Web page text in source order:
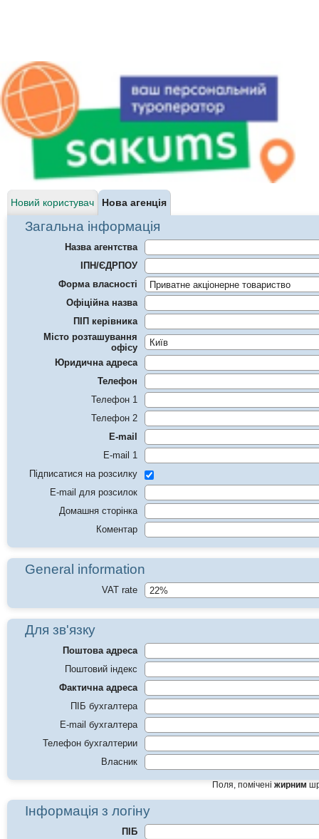
Новий користувач Нова агенція
Загальна інформація
Назва агентства
ІПН/ЄДРПОУ
Форма власності
Офіційна назва
ПІП керівника
Місто розташування
офісу
Юридична адреса
Телефон
Телефон 1
Телефон 2
E-mail
E-mail 1
Підписатися на розсилку
E-mail для розсилок
Домашня сторінка
Коментар
General information
VAT rate
Для зв'язку
Поштова адреса
Поштовий індекс
Фактична адреса
ПІБ бухгалтера
E-mail бухгалтера
Телефон бухгалтерии
Власник
Поля, помічені жирним
Інформація з логіну
ПІБ